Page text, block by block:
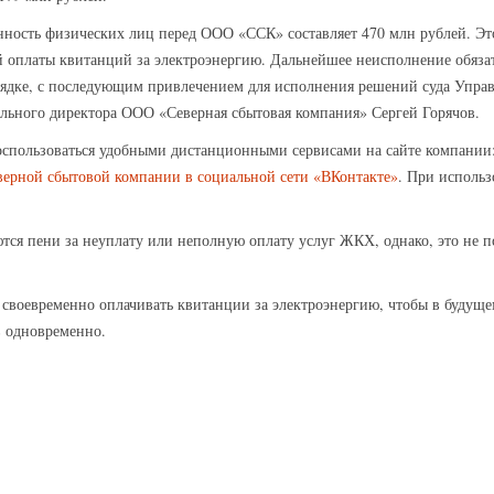
физических лиц перед ООО «ССК» составляет 470 млн рублей.
квитанций за электроэнергию. Дальнейшее неисполнение
с последующим привлечением для исполнения решений суда
директора ООО «Северная сбытовая компания» Сергей Горячов.
удобными дистанционными сервисами на сайте
сбытовой компании в социальной сети «ВКонтакте». При
пени за неуплату или неполную оплату услуг ЖКХ, однако, это не
оплачивать квитанции за электроэнергию, чтобы в
одновременно.